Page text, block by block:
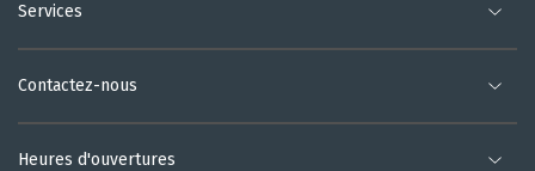
Services
Contactez-nous
Heures d'ouvertures